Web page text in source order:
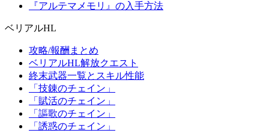
『アルテマメモリ』の入手方法
ベリアルHL
攻略/報酬まとめ
ベリアルHL解放クエスト
終末武器一覧とスキル性能
「技錬のチェイン」
「賦活のチェイン」
「謳歌のチェイン」
「誘惑のチェイン」